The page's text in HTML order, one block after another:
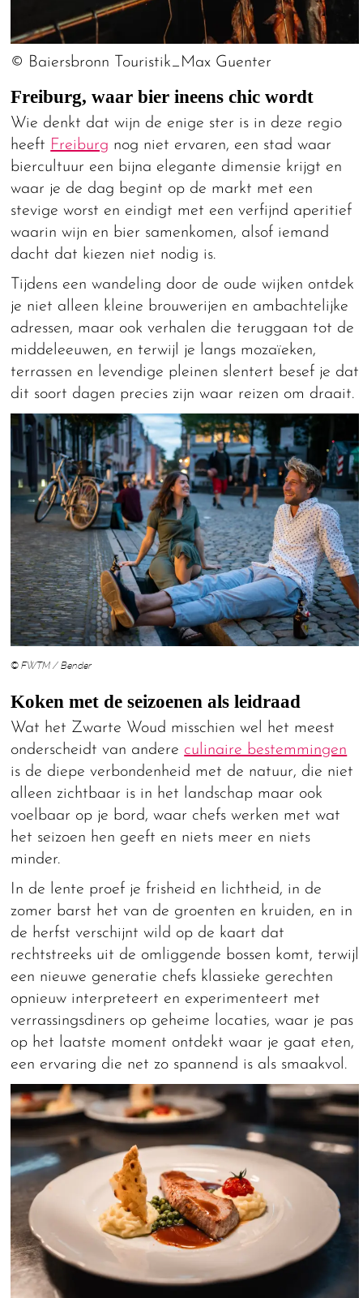
© Baiersbronn Touristik_Max Guenter
Freiburg, waar bier ineens chic wordt
Wie denkt dat wijn de enige ster is in deze regio
heeft Freiburg nog niet ervaren, een stad waar
biercultuur een bijna elegante dimensie krijgt en
waar je de dag begint op de markt met een
stevige worst en eindigt met een verfijnd aperitief
waarin wijn en bier samenkomen, alsof iemand
dacht dat kiezen niet nodig is.
Tijdens een wandeling door de oude wijken ontdek
je niet alleen kleine brouwerijen en ambachtelijke
adressen, maar ook verhalen die teruggaan tot de
middeleeuwen, en terwijl je langs mozaïeken,
terrassen en levendige pleinen slentert besef je dat
dit soort dagen precies zijn waar reizen om draait.
© FWTM / Bender
Koken met de seizoenen als leidraad
Wat het Zwarte Woud misschien wel het meest
onderscheidt van andere culinaire bestemmingen
is de diepe verbondenheid met de natuur, die niet
alleen zichtbaar is in het landschap maar ook
voelbaar op je bord, waar chefs werken met wat
het seizoen hen geeft en niets meer en niets
minder.
In de lente proef je frisheid en lichtheid, in de
zomer barst het van de groenten en kruiden, en in
de herfst verschijnt wild op de kaart dat
rechtstreeks uit de omliggende bossen komt, terwijl
een nieuwe generatie chefs klassieke gerechten
opnieuw interpreteert en experimenteert met
verrassingsdiners op geheime locaties, waar je pas
op het laatste moment ontdekt waar je gaat eten,
een ervaring die net zo spannend is als smaakvol.